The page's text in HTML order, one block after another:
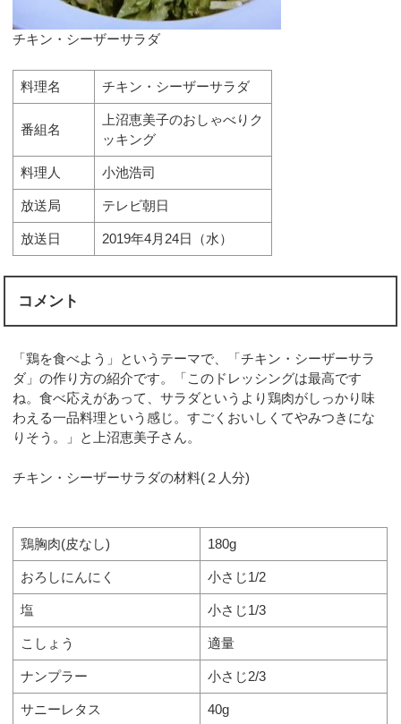
チキン・シーザーサラダ
料理名 チキン・シーザーサラダ
番組名
上沼恵美子のおしゃべりク
ッキング
料理人 小池浩司
放送局 テレビ朝日
放送日 2019年4月24日（水）
コメント
「鶏を食べよう」というテーマで、「チキン・シーザーサラ
ダ」の作り方の紹介です。「このドレッシングは最高です
ね。食べ応えがあって、サラダというより鶏肉がしっかり味
わえる一品料理という感じ。すごくおいしくてやみつきにな
りそう。」と上沼恵美子さん。
チキン・シーザーサラダの材料(２人分)
鶏胸肉(皮なし) 180g
おろしにんにく 小さじ1/2
塩 小さじ1/3
こしょう 適量
ナンプラー 小さじ2/3
サニーレタス 40g